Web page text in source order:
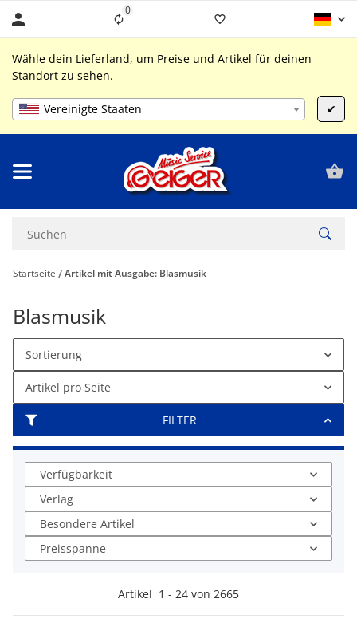
0Liste ist leer
Wähle dein Lieferland, um Preise und Artikel für deinen
Standort zu sehen.
Vereinigte Staaten ✔
Startseite Artikel mit Ausgabe: Blasmusik
Blasmusik
FILTER
Sortierung
Artikel pro Seite
Verfügbarkeit
Verlag
Besondere Artikel
Preisspanne
Artikel 1 - 24 von 2665